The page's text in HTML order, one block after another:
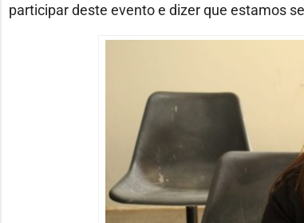
participar deste evento e dizer que estamos